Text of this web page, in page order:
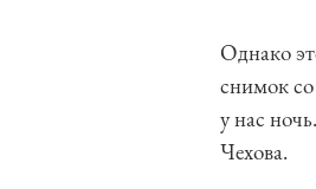
Однако
снимок
у нас
Чехова.